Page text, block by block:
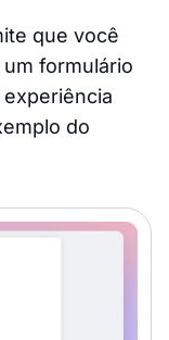
que você
formulário
do